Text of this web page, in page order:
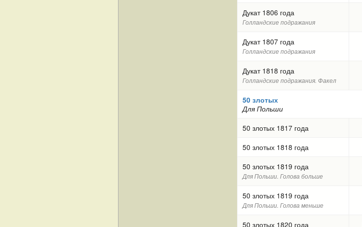
Дукат 1806 года
Голландские подражания
Дукат 1807 года
Голландские подражания
Дукат 1818 года
Голландские подражания. Факел
50 злотых
Для Польши
50 злотых 1817 года
50 злотых 1818 года
50 злотых 1819 года
Для Польши. Голова больше
50 злотых 1819 года
Для Польши. Голова меньше
50 злотых 1820 года